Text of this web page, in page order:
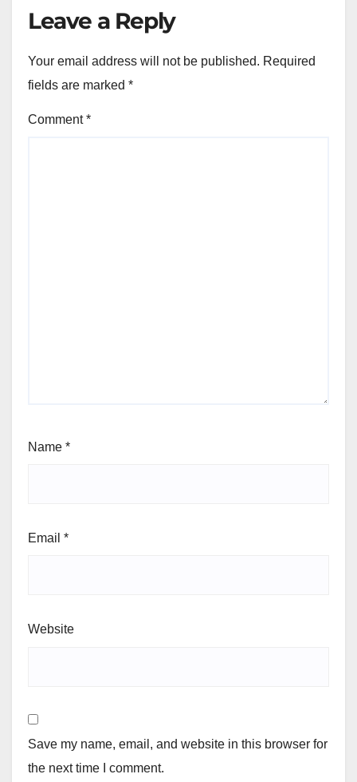
Leave a Reply
Your email address will not be published. Required
fields are marked *
Comment*
Name *
Email *
Website
Save my name, email, and website in this browser for
the next time I comment.